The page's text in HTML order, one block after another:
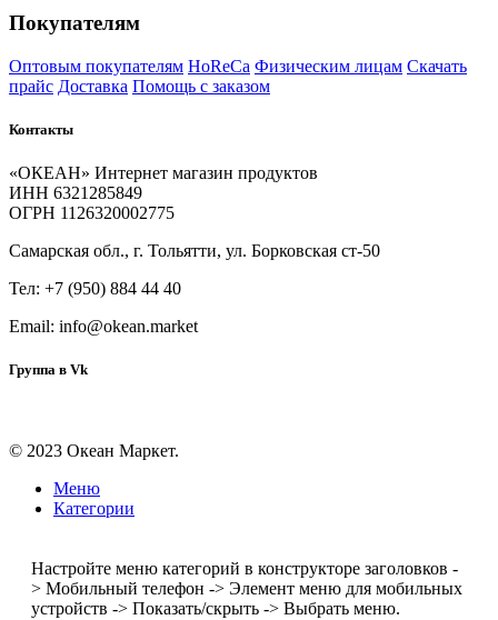
Покупателям
Оптовым покупателям HoReCa Физическим лицам Скачать
прайс Доставка Помощь с заказом
Контакты
«ОКЕАН» Интернет магазин продуктов
ИНН 6321285849
ОГРН 1126320002775
Самарская обл., г. Тольятти, ул. Борковская ст-50
Тел: +7 (950) 884 44 40
Email: info@okean.market
Группа в Vk
© 2023 Океан Маркет.
Меню
Категории
Настройте меню категорий в конструкторе заголовков -
> Мобильный телефон -> Элемент меню для мобильных
устройств -> Показать/скрыть -> Выбрать меню.